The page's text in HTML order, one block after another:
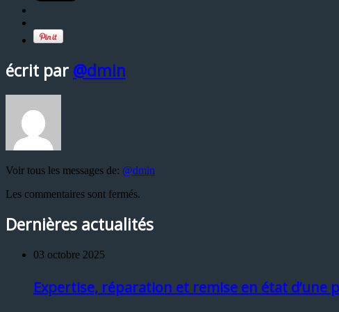
écrit par @dmin
Voir tous les messages de: @dmin
Les commentaires sont fermés.
Dernières actualités
03 octobre 2025
Expertise, réparation et remise en état d’une